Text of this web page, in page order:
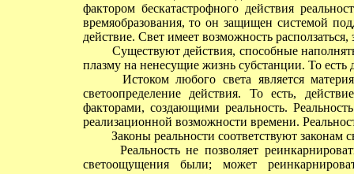
фактором бескатастрофного действия
времяобразования, то он защищен системой
действие. Свет имеет возможность
Существуют действия, способные
плазму на ненесущие жизнь субстанции. То
Истоком любого света является
светоопределение действия. То есть,
факторами, создающими реальность.
реализационной возможности времени.
Законы реальности соответствуют законам
Реальность не позволяет
светоощущения были; может